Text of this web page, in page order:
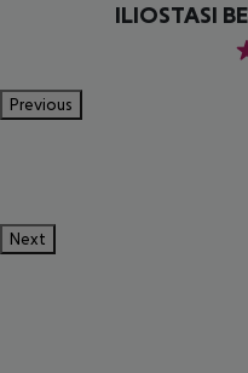
ILIOSTASI
3
Previous
Next